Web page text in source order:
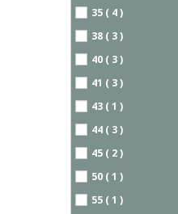
35 ( 4 )
38 ( 3 )
40 ( 3 )
41 ( 3 )
43 ( 1 )
44 ( 3 )
45 ( 2 )
50 ( 1 )
55 ( 1 )